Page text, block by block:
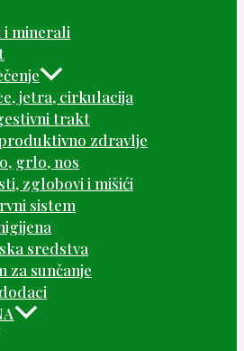
i minerali
jetra, cirkulacija
trakt
zdravlje
grlo, nos
zglobovi i mišići
sistem
sredstva
za sunčanje